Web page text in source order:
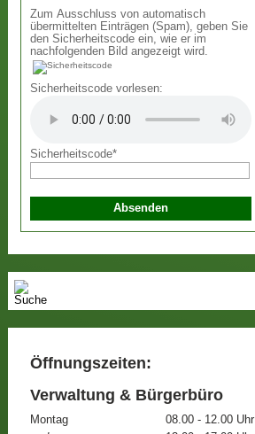
Zum Ausschluss von automatisch
übermittelten Einträgen (Spam), geben Sie
den Sicherheitscode ein, wie er im
nachfolgenden Bild angezeigt wird.
Sicherheitscode vorlesen:
Sicherheitscode*
Öffnungszeiten:
Verwaltung & Bürgerbüro
Montag
08.00 - 12.00 Uhr